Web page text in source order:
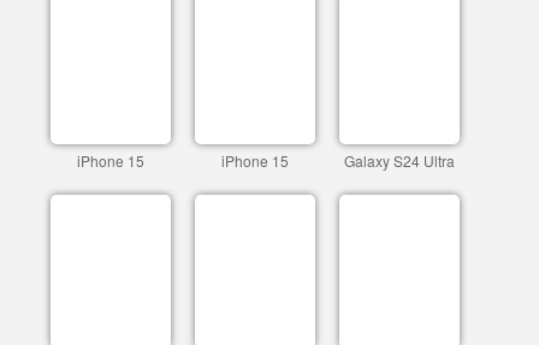
iPhone 15 iPhone 15 Galaxy S24 Ultra